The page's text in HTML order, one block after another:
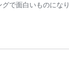
で面白いものに